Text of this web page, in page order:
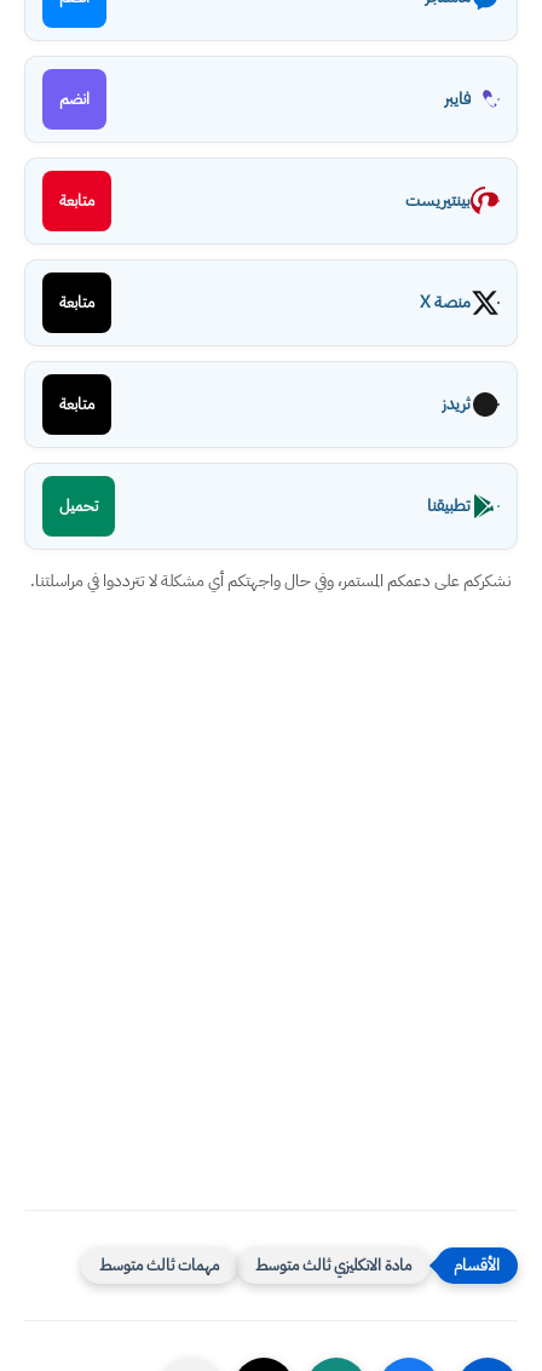
فايبر انضم
بينتيريست متابعة
منصة X متابعة
ثريدز متابعة
تطبيقنا تحميل
نشكركم على دعمكم المستمر، وفي حال واجهتكم أي مشكلة لا تترددوا في مراسلتنا.
مادة الانكليزي ثالث متوسط مهمات ثالث متوسط